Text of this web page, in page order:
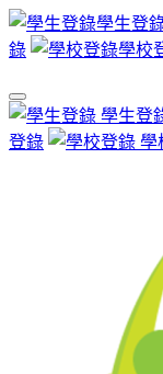
學生登
錄
學校
學生登
登錄
學